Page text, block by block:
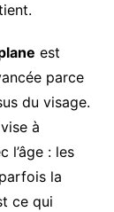
est
parce
du visage.
à
l’âge : les
la
ce qui